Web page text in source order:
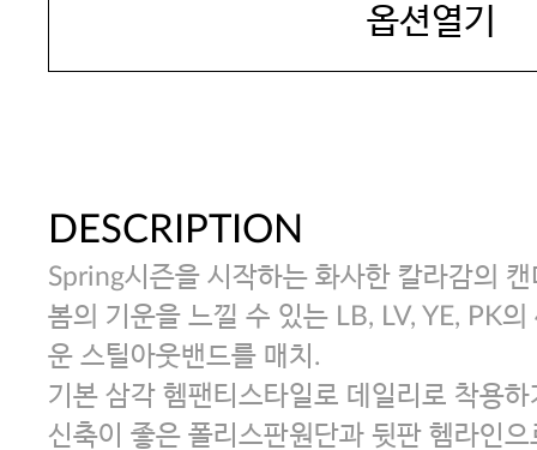
옵션열기
DESCRIPTION
Spring시즌을 시작하는 화사한 칼라감의 캔
봄의 기운을 느낄 수 있는 LB, LV, YE, PK
운 스틸아웃밴드를 매치.
기본 삼각 헴팬티스타일로 데일리로 착용
신축이 좋은 폴리스판원단과 뒷판 헴라인